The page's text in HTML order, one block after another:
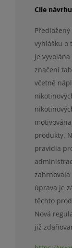
Cíle
vyhlášku o
je
značení
včetně
produkty.
pravidla
zahrnovala
úprava je
těchto
Nová
již